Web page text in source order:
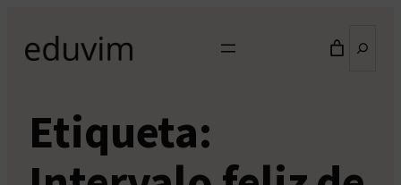
contenido
Etiqueta: